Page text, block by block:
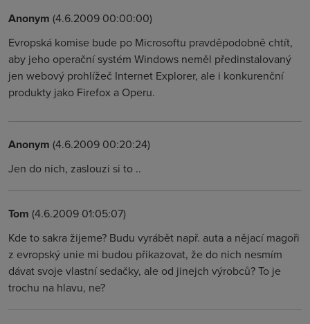
Anonym (4.6.2009 00:00:00)
Evropská komise bude po Microsoftu pravděpodobně chtít,
aby jeho operační systém Windows neměl předinstalovaný
jen webový prohlížeč Internet Explorer, ale i konkurenční
produkty jako Firefox a Operu.
Anonym (4.6.2009 00:20:24)
Jen do nich, zaslouzi si to ..
Tom (4.6.2009 01:05:07)
Kde to sakra žijeme? Budu vyrábět např. auta a nějací magoři
z evropský unie mi budou přikazovat, že do nich nesmím
dávat svoje vlastní sedačky, ale od jinejch výrobců? To je
trochu na hlavu, ne?